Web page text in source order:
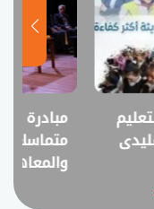
مبادرة «أسرة
متماسك»
والمعاهد العليا